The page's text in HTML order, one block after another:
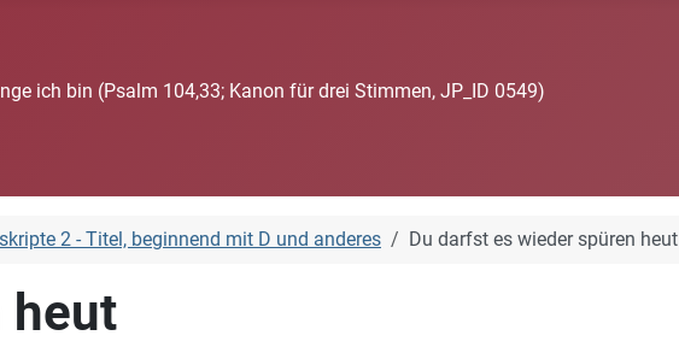
ich bin (Psalm 104,33; Kanon für drei Stimmen, JP_ID 0549)
2 - Titel, beginnend mit D und anderes Du darfst es wieder spüren heut
heut